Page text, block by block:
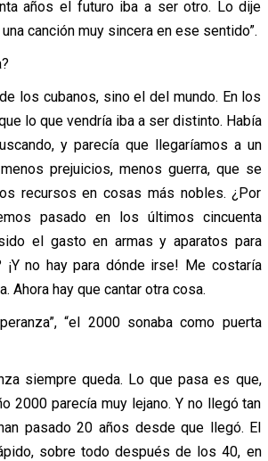
años el futuro iba a ser otro. Lo dije
canción muy sincera en ese sentido”.
los cubanos, sino el del mundo. En los
lo que vendría iba a ser distinto. Había
y parecía que llegaríamos a un
prejuicios, menos guerra, que se
recursos en cosas más nobles. ¿Por
pasado en los últimos cincuenta
el gasto en armas y aparatos para
no hay para dónde irse! Me costaría
Ahora hay que cantar otra cosa.
“el 2000 sonaba como puerta
siempre queda. Lo que pasa es que,
2000 parecía muy lejano. Y no llegó tan
pasado 20 años desde que llegó. El
sobre todo después de los 40, en